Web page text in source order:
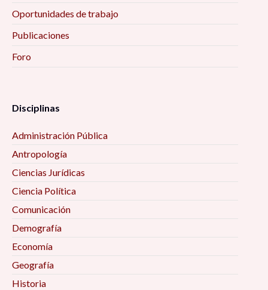
Oportunidades de trabajo
Publicaciones
Foro
Disciplinas
Administración Pública
Antropología
Ciencias Jurídicas
Ciencia Política
Comunicación
Demografía
Economía
Geografía
Historia